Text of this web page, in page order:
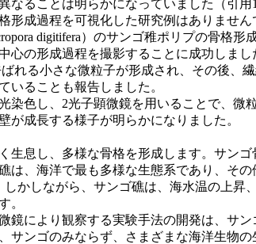
なることは明らかになっていました（引
形成過程を可視化した研究例はありません
digitifera）のサンゴ稚ポリプの骨格
心の形成過程を撮影することに成功しま
ばれる小さな微粒子が形成され、その後
いることも報告しました。
色し、2光子顕微鏡を用いることで、微
が成長する様子が明らかになりました。
息し、多様な骨格を形成します。サン
は、海洋で最も多様な生態系であり、そ
かしながら、サンゴ礁は、海水温の上
。
により観察する実験手法の開発は、サ
サンゴのみならず、さまざまな海洋生物